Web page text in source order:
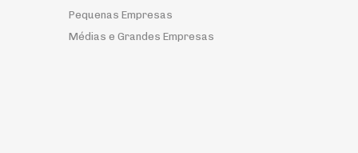
Pequenas Empresas
Médias e Grandes Empresas